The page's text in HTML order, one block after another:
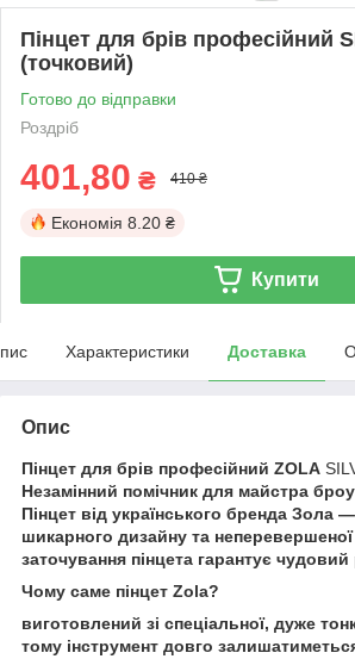
Пінцет для брів професійний
(точковий)
Готово до відправки
Роздріб
401,80 ₴ 410 ₴
Економія 8.20 ₴
Купити
Характеристики Доставка
Опис
Пінцет для брів професійний ZOLA
Незамінний помічник для майстра
Пінцет від українського бренда Зола
шикарного дизайну та неперевершеної
заточування пінцета гарантує чудовий
Чому саме пінцет Zola?
виготовлений зі спеціальної, дуже
тому інструмент довго